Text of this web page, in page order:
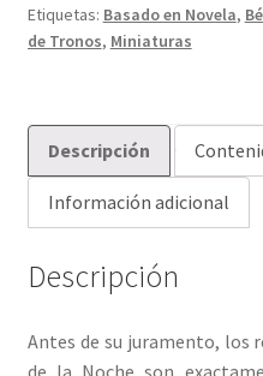
Etiquetas: Basado en Novela,
de Tronos, Miniaturas
Descripción
Información adicional
Descripción
Antes de su juramento, los